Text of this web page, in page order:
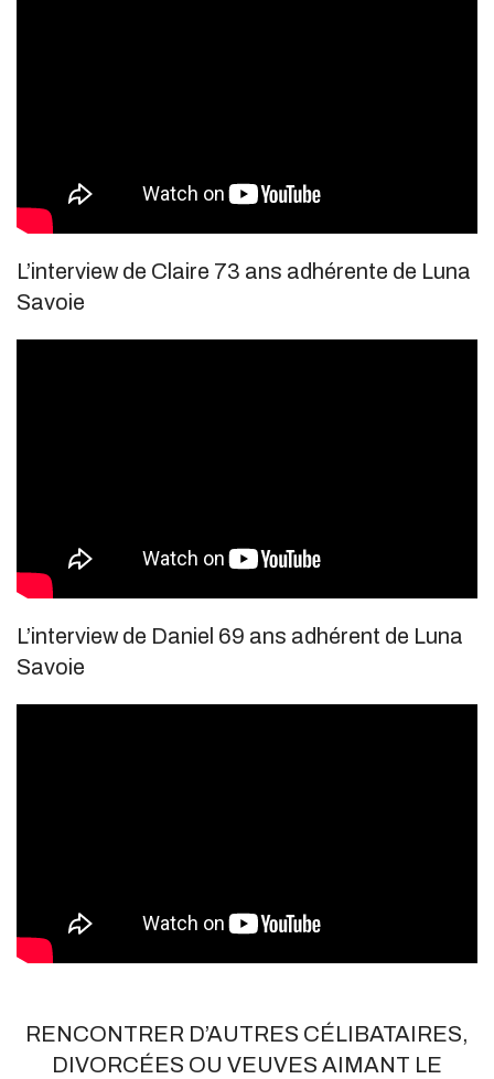
L’interview de Claire 73 ans adhérente de Luna
Savoie
L’interview de Daniel 69 ans adhérent de Luna
Savoie
RENCONTRER D’AUTRES CÉLIBATAIRES,
DIVORCÉES OU VEUVES AIMANT LE